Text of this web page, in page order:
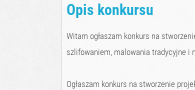
Opis konkursu
Witam ogłaszam konkurs na
szlifowaniem, malowania tradycyjne i
Ogłaszam konkurs na stworzenie